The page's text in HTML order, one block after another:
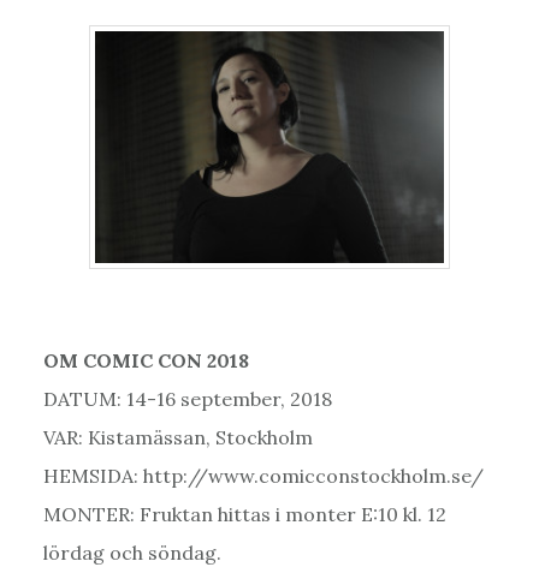
OM COMIC CON 2018
DATUM: 14-16 september, 2018
VAR: Kistamässan, Stockholm
HEMSIDA: http://www.comicconstockholm.se/
MONTER: Fruktan hittas i monter E:10 kl. 12
lördag och söndag.